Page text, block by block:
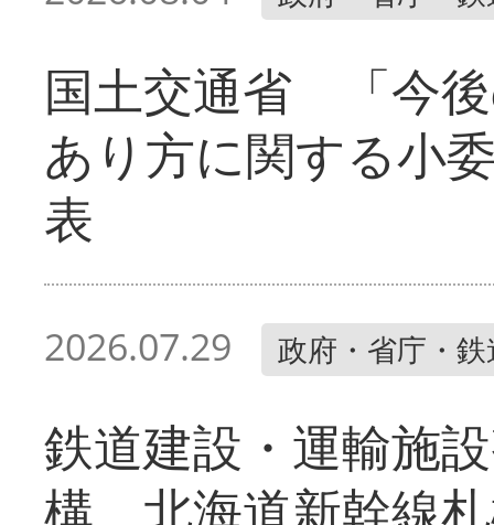
国土交通省 「今
あり方に関する小
表
2026.07.29 政府・省庁・
鉄道建設・運輸施
構 北海道新幹線